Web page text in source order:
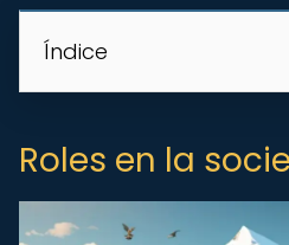
Índice
Roles en la